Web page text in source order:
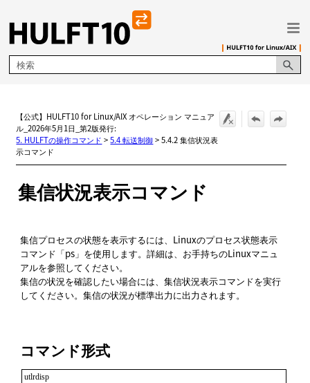
メイン コンテンツにスキップ
【公式】HULFT10 for Linux/AIX オペレーション マニュア
ル_2026年5月1日_第2版発行:
5. HULFTの操作コマンド >5.4 転送制御>5.4.2 集信状況表
示コマンド
集信状況表示コマンド
集信プロセスの状態を表示するには、Linuxのプロセス状態表示
コマンド「ps」を使用します。詳細は、お手持ちのLinuxマニュ
アルを参照してください。
集信の状況を確認したい場合には、集信状況表示コマンドを実行
してください。集信の状況が標準出力に出力されます。
コマンド形式
utlrdisp